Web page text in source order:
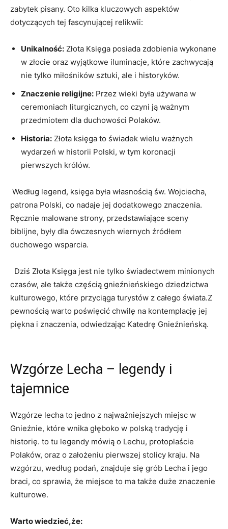
zabytek pisany. Oto kilka kluczowych aspektów ​
dotyczących⁤ tej fascynującej relikwii:
Unikalność: Złota⁤ Księga‍ posiada zdobienia wykonane
w złocie oraz wyjątkowe⁤ iluminacje, które zachwycają
nie tylko miłośników sztuki,​ ale⁤ i‌ historyków.
Znaczenie religijne: ‍Przez ‌wieki była używana​ w
ceremoniach liturgicznych, ​co czyni ​ją‌ ważnym
przedmiotem ⁤dla duchowości Polaków.
Historia: Złota‍ księga to świadek wielu ważnych
wydarzeń w historii Polski, w tym koronacji
pierwszych królów.
⁣⁢ Według legend, księga była własnością św. ​Wojciecha,
patrona Polski, co nadaje jej dodatkowego ⁣znaczenia.⁣
Ręcznie malowane ⁣strony, przedstawiające sceny
biblijne, były‌ dla ⁤ówczesnych wiernych źródłem​
duchowego wsparcia.
​ ⁤ Dziś Złota⁤ Księga jest nie tylko świadectwem‌ minionych
czasów, ​ale ⁤także częścią gnieźnieńskiego‍ dziedzictwa
kulturowego, które​ przyciąga turystów z całego​ świata.Z
⁤pewnością⁤ warto poświęcić⁤ chwilę na kontemplację jej
piękna i ⁢znaczenia, odwiedzając Katedrę Gnieźnieńską.
Wzgórze⁤ Lecha – legendy i
tajemnice
Wzgórze‍ lecha to jedno z najważniejszych miejsc w
Gnieźnie, które wnika ⁣głęboko w polską tradycję i
historię. to tu legendy mówią o ​Lechu, protoplaście⁤
Polaków,⁢ oraz o​ założeniu pierwszej ⁤stolicy ⁢kraju. Na
wzgórzu, według podań, znajduje ​się grób Lecha i jego
braci, co ⁤sprawia, że miejsce to ma także duże znaczenie
kulturowe.
Warto wiedzieć,że: